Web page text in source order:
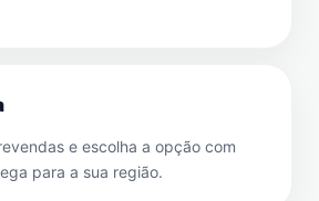
e escolha a opção com
para a sua região.